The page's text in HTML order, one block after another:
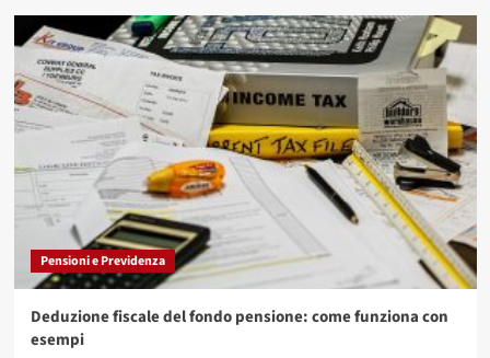
Pensioni e Previdenza
Deduzione fiscale del fondo pensione: come funziona con
esempi